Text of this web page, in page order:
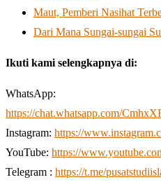
Maut, Pemberi Nasihat
Dari Mana Sungai-sungai
Ikuti kami selengkapnya di:
WhatsApp:
https://chat.whatsapp.com/
Instagram: https://
YouTube: https://
Telegram : https://t.me/